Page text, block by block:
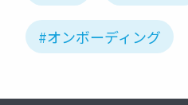
#オンボーディング